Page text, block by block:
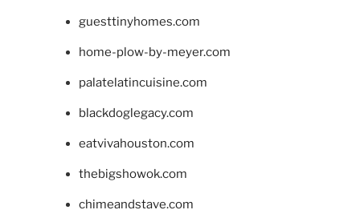
guesttinyhomes.com
home-plow-by-meyer.com
palatelatincuisine.com
blackdoglegacy.com
eatvivahouston.com
thebigshowok.com
chimeandstave.com